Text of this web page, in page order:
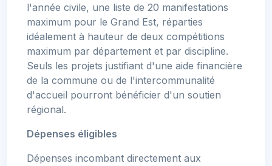
l'année civile, une liste de 20 manifestations
maximum pour le Grand Est, réparties
idéalement à hauteur de deux compétitions
maximum par département et par discipline.
Seuls les projets justifiant d'une aide financière
de la commune ou de l'intercommunalité
d'accueil pourront bénéficier d'un soutien
régional.
Dépenses éligibles
Dépenses incombant directement aux